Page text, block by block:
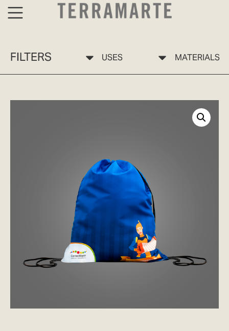
FILTERS USES MATERIALS